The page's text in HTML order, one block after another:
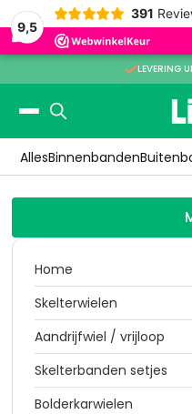
9,5
391
LEVERING
Slide 2 of 3.
AllesBinnenbanden
Home
Skelterwielen
Aandrijfwiel / vrijloop
Skelterbanden setjes
Bolderkarwielen